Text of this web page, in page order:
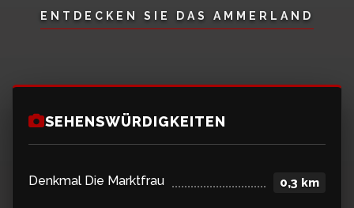
ENTDECKEN SIE DAS AMMERLAND
SEHENSWÜRDIGKEITEN
Denkmal Die Marktfrau 0,3 km